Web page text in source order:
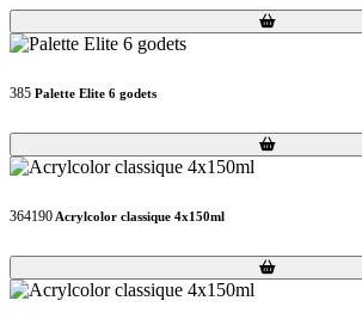
Loading...
Loading...
385 Palette Elite 6 godets
Loading...
Loading...
364190 Acrylcolor classique 4x150ml
Loading...
Loading...